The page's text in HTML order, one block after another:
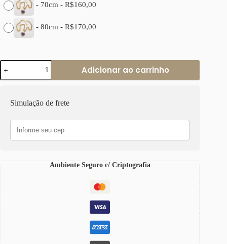
- 70cm - R$160,00
- 80cm - R$170,00
Colar
Coração
Pedra
Aço
Ouro
Português-
Adicionar ao carrinho
Simulação de frete
Ambiente Seguro c/ Criptografia